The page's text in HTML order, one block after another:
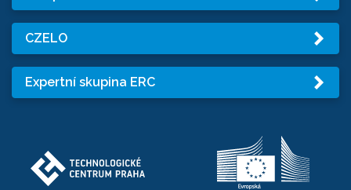
CZELO
Expertní skupina ERC